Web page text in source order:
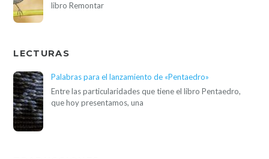
libro Remontar
LECTURAS
Palabras para el lanzamiento de «Pentaedro»
Entre las particularidades que tiene el libro Pentaedro,
que hoy presentamos, una